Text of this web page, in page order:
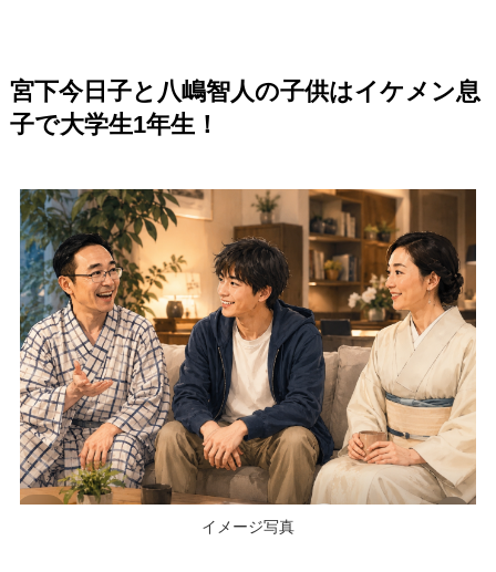
宮下今日子と八嶋智人の子供はイケメン息
子で大学生1年生！
イメージ写真